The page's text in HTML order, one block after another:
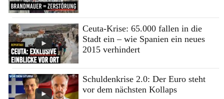
Ceuta-Krise: 65.000 fallen in die
Stadt ein – wie Spanien ein neues
2015 verhindert
Schuldenkrise 2.0: Der Euro steht
vor dem nächsten Kollaps